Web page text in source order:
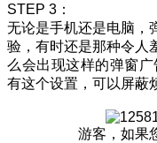
STEP 3：
无论是手机还是电脑，
验，有时还是那种令人
么会出现这样的弹窗
有这个设置，可以屏蔽
游客，如果